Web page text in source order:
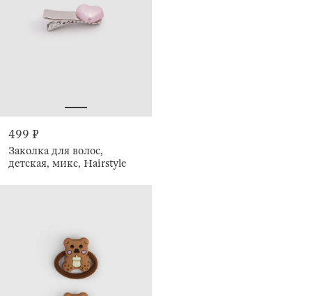
499 ₽
Заколка для волос,
детская, микс, Hairstyle